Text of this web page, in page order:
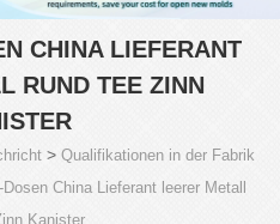
CHINA LIEFERANT
RUND TEE ZINN
> Qualifikationen in der Fabrik
China Lieferant leerer Metall
Kanister